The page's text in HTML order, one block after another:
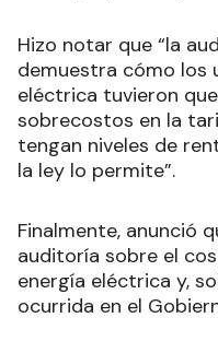
Hizo notar que “la
demuestra cómo los
eléctrica tuvieron
sobrecostos en la
tengan niveles de
la ley lo permite”.
Finalmente, anunció
auditoría sobre el
energía eléctrica y,
ocurrida en el